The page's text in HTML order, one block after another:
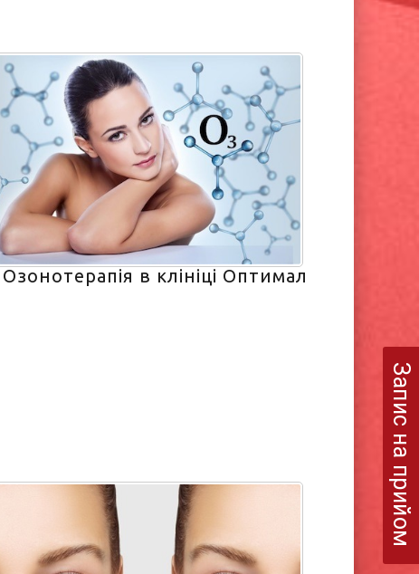
Запис на прийом
Озонотерапія в клініці Оптимал